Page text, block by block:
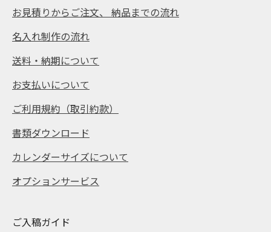
お見積りからご注文、 納品までの流れ
名入れ制作の流れ
送料・納期について
お支払いについて
ご利用規約（取引約款）
書類ダウンロード
カレンダーサイズについて
オプションサービス
ご入稿ガイド